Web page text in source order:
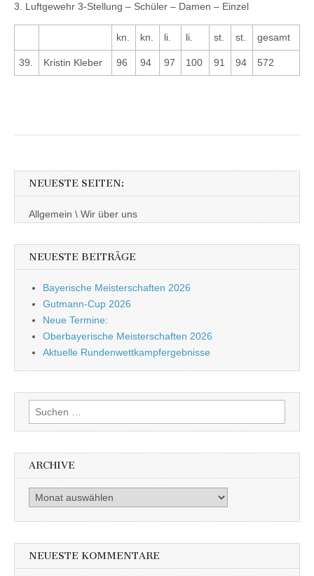
3. Luftgewehr 3-Stellung – Schüler – Damen – Einzel
kn. kn. li. li. st. st. gesamt
39. Kristin Kleber 96 94 97 100 91 94 572
NEUESTE SEITEN:
Allgemein \ Wir über uns
NEUESTE BEITRÄGE
Bayerische Meisterschaften 2026
Gutmann-Cup 2026
Neue Termine:
Oberbayerische Meisterschaften 2026
Aktuelle Rundenwettkampfergebnisse
Suche nach:
ARCHIVE
Archive
NEUESTE KOMMENTARE